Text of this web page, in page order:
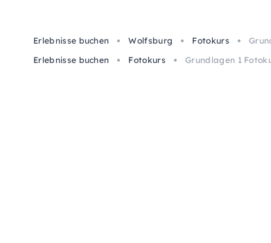
Erlebnisse buchen Wolfsburg Fotokurs
Erlebnisse buchen
Fotokurs Grundlagen 1